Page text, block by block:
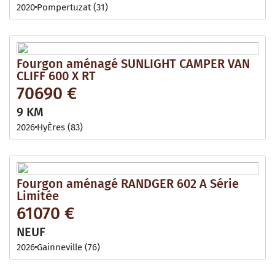
2020 Pompertuzat (31)
Fourgon aménagé SUNLIGHT CAMPER VAN
CLIFF 600 X RT
70690 €
9 KM
2026 HyÈres (83)
Fourgon aménagé RANDGER 602 A Série
Limitée
61070 €
NEUF
2026Gainneville (76)